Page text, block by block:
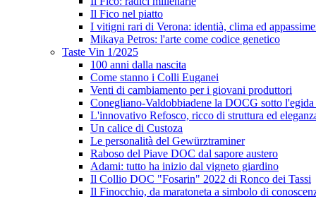
Il Fico nel piatto
I vitigni rari di Verona: identià, clima ed
Mikaya Petros: l'arte come codice genetico
Taste Vin 1/2025
100 anni dalla nascita
Come stanno i Colli Euganei
Venti di cambiamento per i giovani produttori
Conegliano-Valdobbiadene la DOCG sotto
L'innovativo Refosco, ricco di struttura ed
Un calice di Custoza
Le personalità del Gewürztraminer
Raboso del Piave DOC dal sapore austero
Adami: tutto ha inizio dal vigneto giardino
Il Collio DOC "Fosarin" 2022 di Ronco dei Tassi
Il Finocchio, da maratoneta a simbolo di